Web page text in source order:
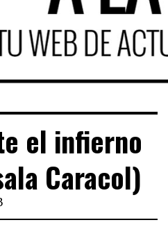
el infierno
Caracol)